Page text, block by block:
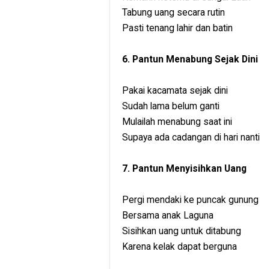
Tabung uang secara rutin
Pasti tenang lahir dan batin
6. Pantun Menabung Sejak Dini
Pakai kacamata sejak dini
Sudah lama belum ganti
Mulailah menabung saat ini
Supaya ada cadangan di hari nanti
7. Pantun Menyisihkan Uang
Pergi mendaki ke puncak gunung
Bersama anak Laguna
Sisihkan uang untuk ditabung
Karena kelak dapat berguna